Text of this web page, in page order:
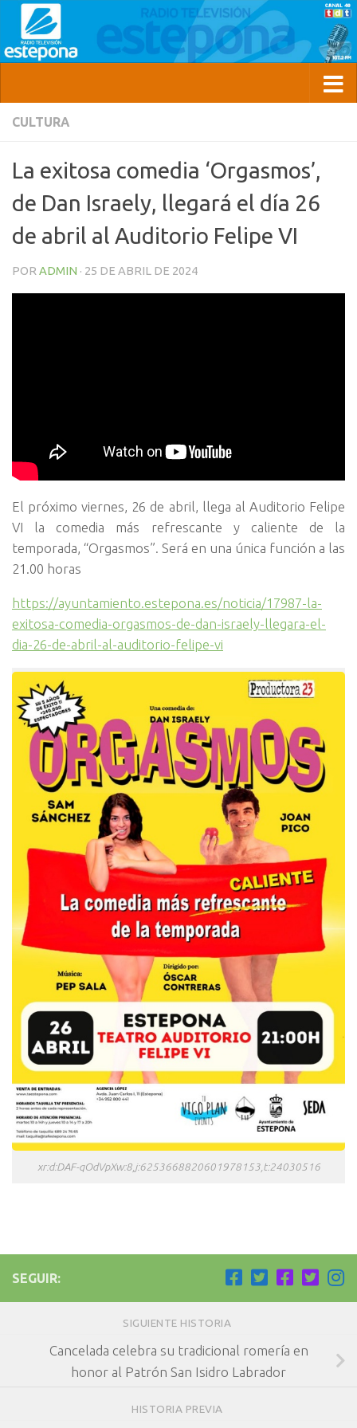
CULTURA
La exitosa comedia ‘Orgasmos’,
de Dan Israely, llegará el día 26
de abril al Auditorio Felipe VI
POR ADMIN · 25 DE ABRIL DE 2024
El próximo viernes, 26 de abril, llega al Auditorio Felipe
VI la comedia más refrescante y caliente de la
temporada, “Orgasmos”. Será en una única función a las
21.00 horas
https://ayuntamiento.estepona.es/noticia/17987-la-
exitosa-comedia-orgasmos-de-dan-israely-llegara-el-
dia-26-de-abril-al-auditorio-felipe-vi
xr:d:DAF-qOdVpXw:8,j:6253668820601978153,t:24030516
SEGUIR:
SIGUIENTE HISTORIA
Cancelada celebra su tradicional romería en
honor al Patrón San Isidro Labrador
HISTORIA PREVIA